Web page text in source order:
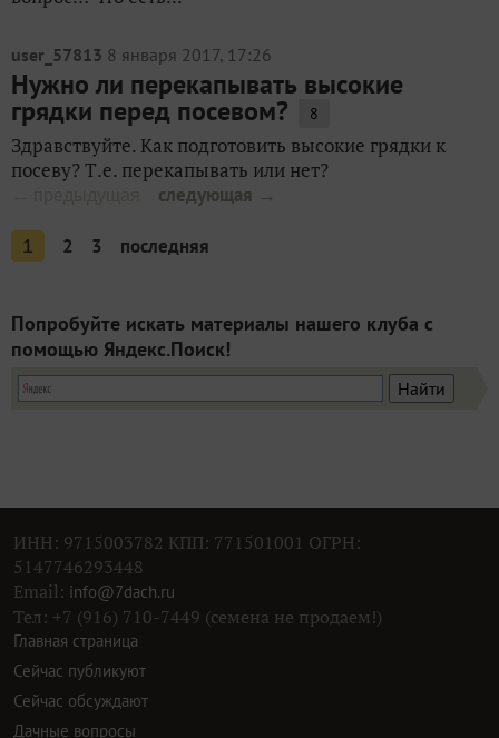
user_57813 8 января 2017, 17:26
Нужно ли перекапывать высокие
грядки перед посевом? 8
Здравствуйте. Как подготовить высокие грядки к
посеву? Т.е. перекапывать или нет?
следующая →
1 2 3 последняя
Попробуйте искать материалы нашего клуба с
помощью Яндекс.Поиск!
ИНН: 9715003782 КПП: 771501001 ОГРН:
5147746293448
Email: info@7dach.ru
Тел: +7 (916) 710-7449 (семена не продаем!)
Главная страница
Сейчас публикуют
Сейчас обсуждают
Дачные вопросы